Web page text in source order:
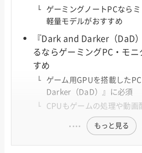
ゲーミングノートPCならミ
軽量モデルがおすすめ
『Dark and Darker（DaD
るならゲーミングPC・モニ
すめ
ゲーム用GPUを搭載した
Darker（DaD）』に必須
CPUもゲームの処理や動画
もっと見る